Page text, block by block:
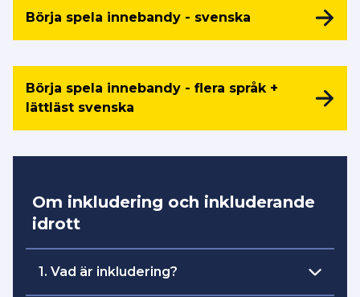
Börja spela innebandy - svenska
Börja spela innebandy - flera språk +
lättläst svenska
Om inkludering och inkluderande
idrott
1. Vad är inkludering?